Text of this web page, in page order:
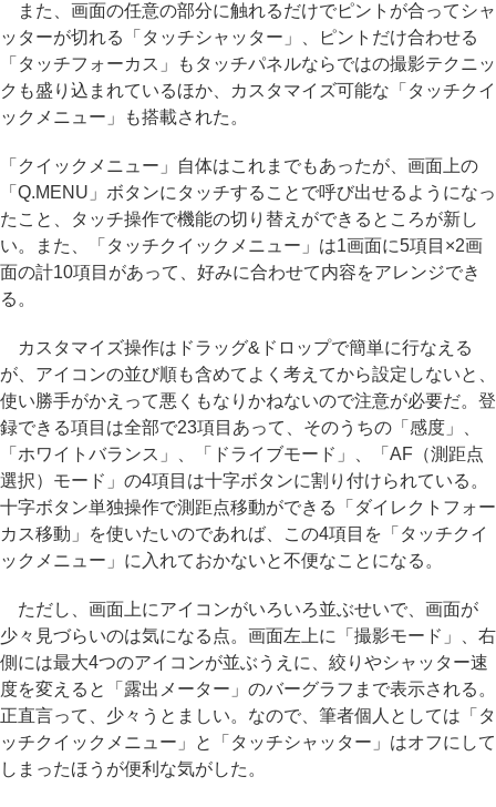
また、画面の任意の部分に触れるだけでピントが合ってシャ
ッターが切れる「タッチシャッター」、ピントだけ合わせる
「タッチフォーカス」もタッチパネルならではの撮影テクニッ
クも盛り込まれているほか、カスタマイズ可能な「タッチクイ
ックメニュー」も搭載された。
「クイックメニュー」自体はこれまでもあったが、画面上の
「Q.MENU」ボタンにタッチすることで呼び出せるようになっ
たこと、タッチ操作で機能の切り替えができるところが新し
い。また、「タッチクイックメニュー」は1画面に5項目×2画
面の計10項目があって、好みに合わせて内容をアレンジでき
る。
カスタマイズ操作はドラッグ&ドロップで簡単に行なえる
が、アイコンの並び順も含めてよく考えてから設定しないと、
使い勝手がかえって悪くもなりかねないので注意が必要だ。登
録できる項目は全部で23項目あって、そのうちの「感度」、
「ホワイトバランス」、「ドライブモード」、「AF（測距点
選択）モード」の4項目は十字ボタンに割り付けられている。
十字ボタン単独操作で測距点移動ができる「ダイレクトフォー
カス移動」を使いたいのであれば、この4項目を「タッチクイ
ックメニュー」に入れておかないと不便なことになる。
ただし、画面上にアイコンがいろいろ並ぶせいで、画面が
少々見づらいのは気になる点。画面左上に「撮影モード」、右
側には最大4つのアイコンが並ぶうえに、絞りやシャッター速
度を変えると「露出メーター」のバーグラフまで表示される。
正直言って、少々うとましい。なので、筆者個人としては「タ
ッチクイックメニュー」と「タッチシャッター」はオフにして
しまったほうが便利な気がした。